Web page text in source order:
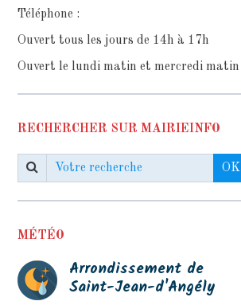
Téléphone :
Ouvert tous les jours de 14h à 17h
Ouvert le lundi matin et mercredi matin
RECHERCHER SUR MAIRIEINFO
OK
MÉTÉO
Arrondissement de
Saint-Jean-d'Angély